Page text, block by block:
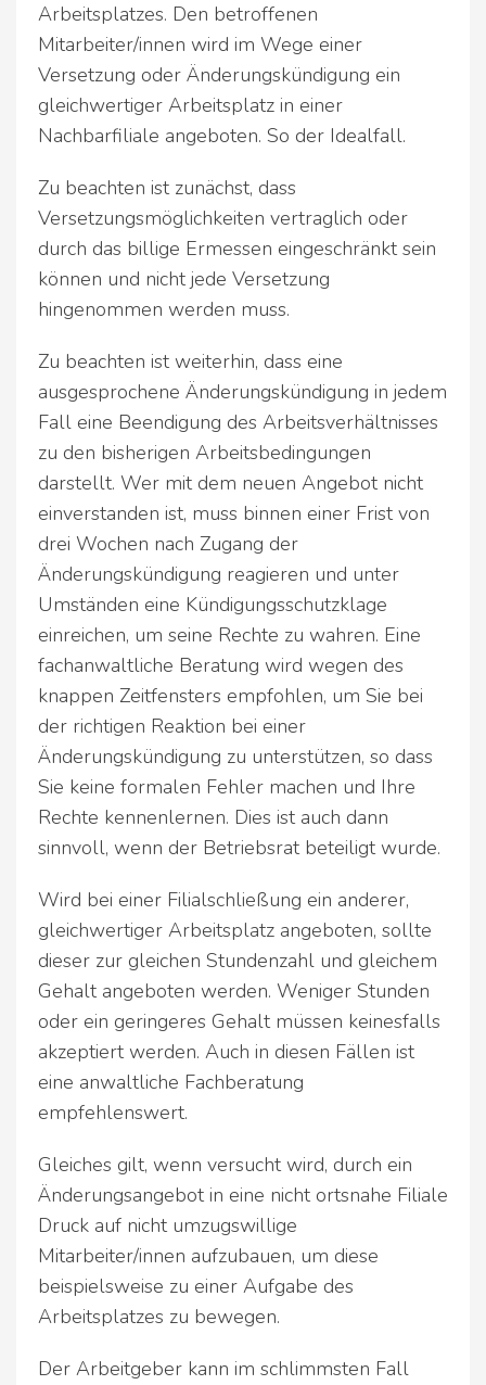
Arbeitsplatzes. Den betroffenen
Mitarbeiter/innen wird im Wege einer
Versetzung oder Änderungskündigung ein
gleichwertiger Arbeitsplatz in einer
Nachbarfiliale angeboten. So der Idealfall.
Zu beachten ist zunächst, dass
Versetzungsmöglichkeiten vertraglich oder
durch das billige Ermessen eingeschränkt sein
können und nicht jede Versetzung
hingenommen werden muss.
Zu beachten ist weiterhin, dass eine
ausgesprochene Änderungskündigung in jedem
Fall eine Beendigung des Arbeitsverhältnisses
zu den bisherigen Arbeitsbedingungen
darstellt. Wer mit dem neuen Angebot nicht
einverstanden ist, muss binnen einer Frist von
drei Wochen nach Zugang der
Änderungskündigung reagieren und unter
Umständen eine Kündigungsschutzklage
einreichen, um seine Rechte zu wahren. Eine
fachanwaltliche Beratung wird wegen des
knappen Zeitfensters empfohlen, um Sie bei
der richtigen Reaktion bei einer
Änderungskündigung zu unterstützen, so dass
Sie keine formalen Fehler machen und Ihre
Rechte kennenlernen. Dies ist auch dann
sinnvoll, wenn der Betriebsrat beteiligt wurde.
Wird bei einer Filialschließung ein anderer,
gleichwertiger Arbeitsplatz angeboten, sollte
dieser zur gleichen Stundenzahl und gleichem
Gehalt angeboten werden. Weniger Stunden
oder ein geringeres Gehalt müssen keinesfalls
akzeptiert werden. Auch in diesen Fällen ist
eine anwaltliche Fachberatung
empfehlenswert.
Gleiches gilt, wenn versucht wird, durch ein
Änderungsangebot in eine nicht ortsnahe Filiale
Druck auf nicht umzugswillige
Mitarbeiter/innen aufzubauen, um diese
beispielsweise zu einer Aufgabe des
Arbeitsplatzes zu bewegen.
Der Arbeitgeber kann im schlimmsten Fall